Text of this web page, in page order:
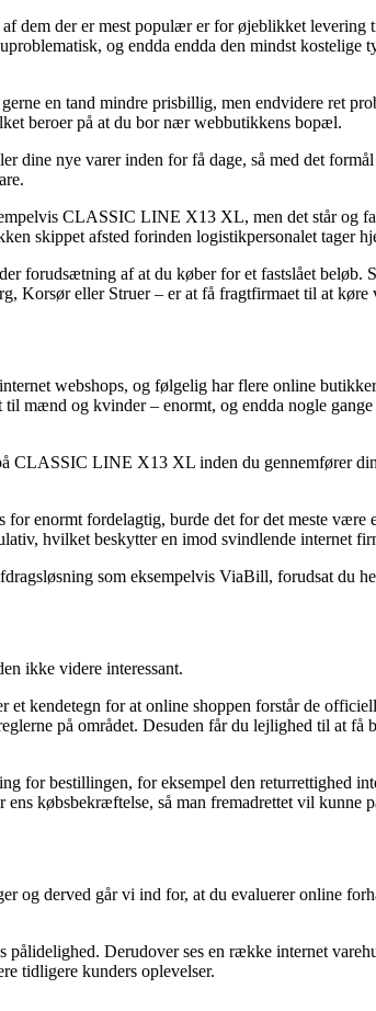
dem der er mest populær er for øjeblikket levering
og endda endda den mindst kostelige
en tand mindre prisbillig, men endvidere ret
beroer på at du bor nær webbutikkens bopæl.
dine nye varer inden for få dage, så med det
CLASSIC LINE X13 XL, men det står og
skippet afsted forinden logistikpersonalet tager
forudsætning af at du køber for et fastslået beløb.
Korsør eller Struer – er at få fragtfirmaet til at køre
webshops, og følgelig har flere online
mænd og kvinder – enormt, og endda nogle
CLASSIC LINE X13 XL inden du gennemfører
for enormt fordelagtig, burde det for det meste være
hvilket beskytter en imod svindlende internet
som eksempelvis ViaBill, forudsat du
ikke videre interessant.
kendetegn for at online shoppen forstår de
på området. Desuden får du lejlighed til at få
for bestillingen, for eksempel den returrettighed
købsbekræftelse, så man fremadrettet vil kunne
og derved går vi ind for, at du evaluerer online
Derudover ses en række internet
tidligere kunders oplevelser.